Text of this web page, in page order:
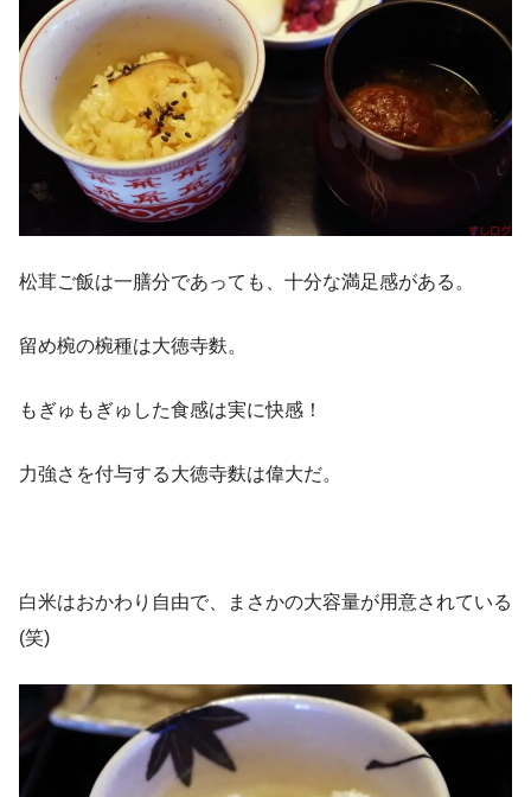
松茸ご飯は一膳分であっても、十分な満足感がある。
留め椀の椀種は大徳寺麩。
もぎゅもぎゅした食感は実に快感！
力強さを付与する大徳寺麩は偉大だ。
白米はおかわり自由で、まさかの大容量が用意されている
(笑)